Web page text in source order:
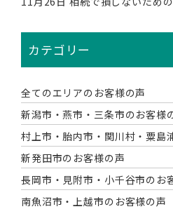
カテゴリー
全てのエリアのお客様の声
新潟市・燕市・三条市のお客様
村上市・胎内市・関川村・粟島
新発田市のお客様の声
長岡市・見附市・小千谷市のお
南魚沼市・上越市のお客様の声